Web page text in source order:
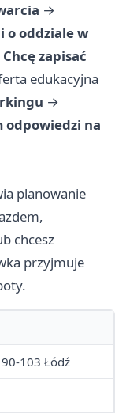
→
o oddziale w
Chcę zapisać
edukacyjna
→
odpowiedzi na
planowanie
chcesz
przyjmuje
103 Łódź